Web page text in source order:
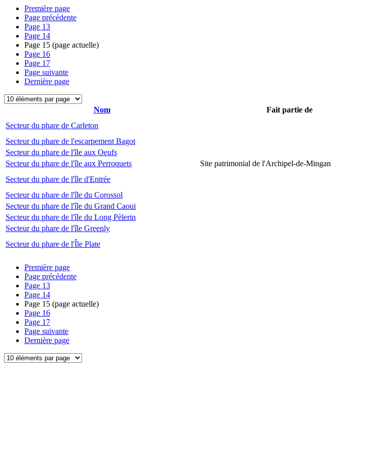
Première page
Page précédente
Page 13
Page 14
Page 15 (page actuelle)
Page 16
Page 17
Page suivante
Dernière page
Nom Fait partie de
Secteur du phare de Carleton
Secteur du phare de l'escarpement Bagot
Secteur du phare de l'île aux Oeufs
Secteur du phare de l'île aux Perroquets
Site patrimonial de l'Archipel-de-Mingan
Secteur du phare de l'île d'Entrée
Secteur du phare de l'île du Corossol
Secteur du phare de l'île du Grand Caoui
Secteur du phare de l'île du Long Pèlerin
Secteur du phare de l'île Greenly
Secteur du phare de l'Île Plate
Première page
Page précédente
Page 13
Page 14
Page 15 (page actuelle)
Page 16
Page 17
Page suivante
Dernière page